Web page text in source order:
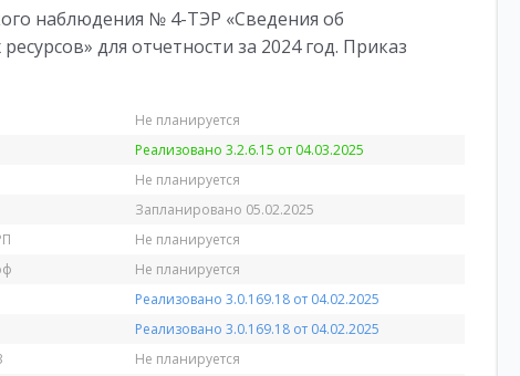
наблюдения № 4-ТЭР «Сведения об
для отчетности за 2024 год. Приказ
Не планируется
Реализовано 3.2.6.15 от 04.03.2025
Не планируется
Запланировано 05.02.2025
Не планируется
Не планируется
Реализовано 3.0.169.18 от 04.02.2025
Реализовано 3.0.169.18 от 04.02.2025
Не планируется